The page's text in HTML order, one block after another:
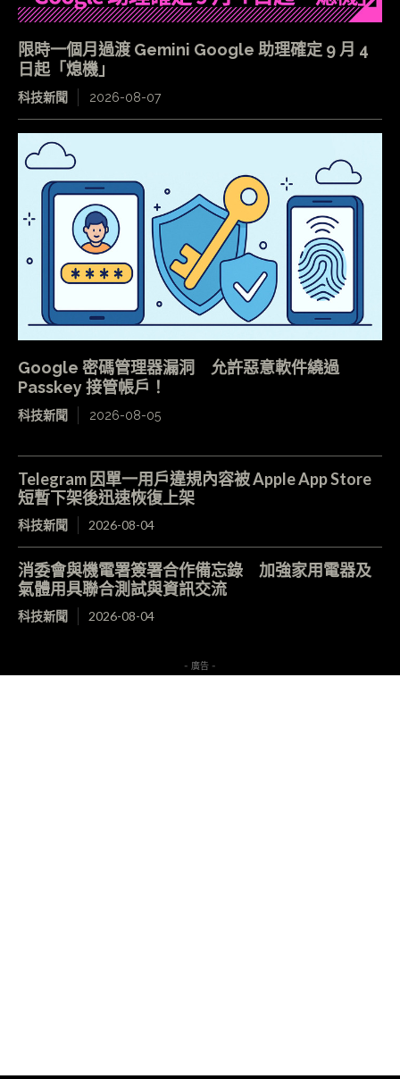
限時一個月過渡 Gemini Google 助理確定 9 月 4
日起「熄機」
科技新聞 2026-08-07
Google 密碼管理器漏洞 允許惡意軟件繞過
Passkey 接管帳戶！
科技新聞 2026-08-05
Telegram 因單一用戶違規內容被 Apple App Store
短暫下架後迅速恢復上架
科技新聞 2026-08-04
消委會與機電署簽署合作備忘錄 加強家用電器及
氣體用具聯合測試與資訊交流
科技新聞 2026-08-04
- 廣告 -